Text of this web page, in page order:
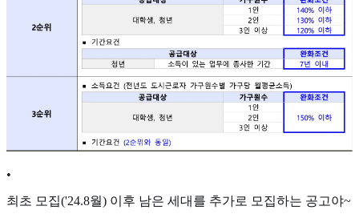
•
최초 모집('24.8월) 이후 남은 세대를 추가로 모집하는 공고야~